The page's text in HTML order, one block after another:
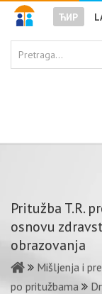
ЋИР
Pritužba T.R.
osnovu
obrazovanja
Mišljenja i
po pritužbama